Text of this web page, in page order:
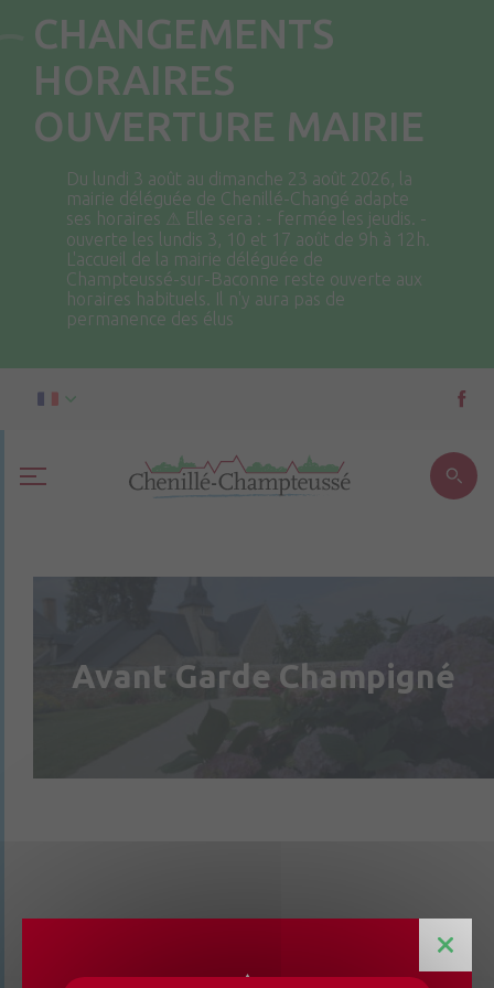
CHANGEMENTS
HORAIRES
OUVERTURE MAIRIE
Du lundi 3 août au dimanche 23 août 2026, la
mairie déléguée de Chenillé-Changé adapte
ses horaires ⚠ Elle sera : - fermée les jeudis. -
ouverte les lundis 3, 10 et 17 août de 9h à 12h.
L'accueil de la mairie déléguée de
Champteussé-sur-Baconne reste ouverte aux
horaires habituels. Il n'y aura pas de
permanence des élus
Avant Garde Champigné